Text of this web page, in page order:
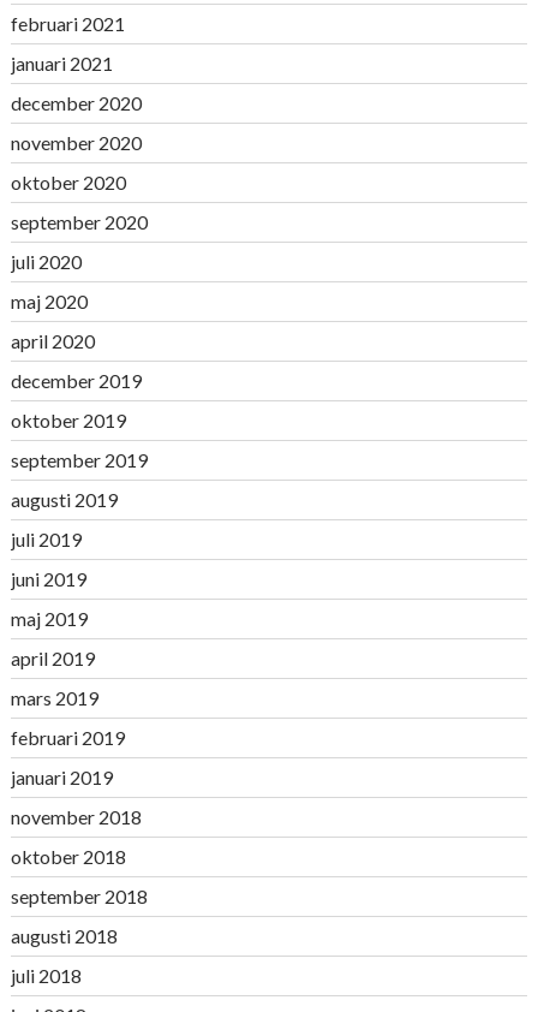
februari 2021
januari 2021
december 2020
november 2020
oktober 2020
september 2020
juli 2020
maj 2020
april 2020
december 2019
oktober 2019
september 2019
augusti 2019
juli 2019
juni 2019
maj 2019
april 2019
mars 2019
februari 2019
januari 2019
november 2018
oktober 2018
september 2018
augusti 2018
juli 2018